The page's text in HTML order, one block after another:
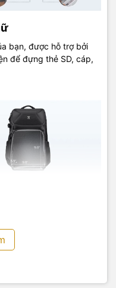
bạn, được hỗ trợ bởi
để đựng thẻ SD, cáp,